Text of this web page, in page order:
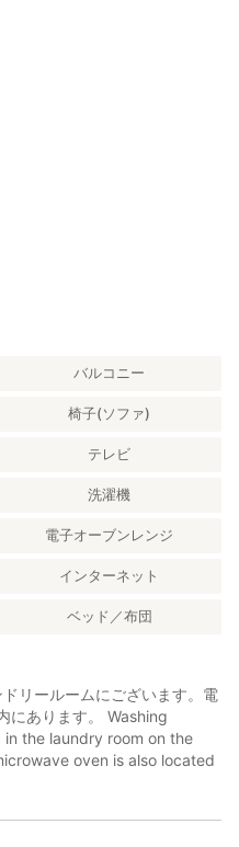
バルコニー
椅子(ソファ)
テレビ
洗濯機
電子オーブンレンジ
インターネット
ベッド／布団
リールームにございます。電
にあります。 Washing
the laundry room on the
oven is also located